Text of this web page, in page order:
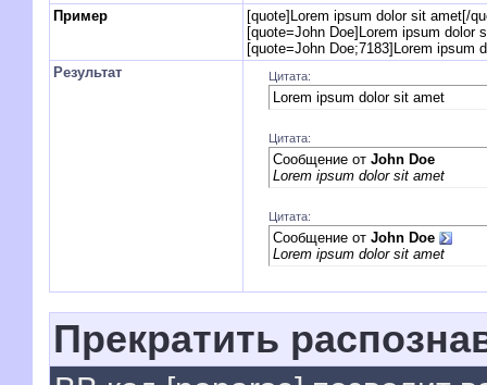
Пример
[quote]Lorem ipsum dolor sit amet[/
[quote=John Doe]Lorem ipsum dolor
[quote=John Doe;7183]Lorem ipsum
Результат
Цитата:
Lorem ipsum dolor sit amet
Цитата:
Сообщение от John Doe
Lorem ipsum dolor sit amet
Цитата:
Сообщение от John Doe
Lorem ipsum dolor sit amet
Прекратить